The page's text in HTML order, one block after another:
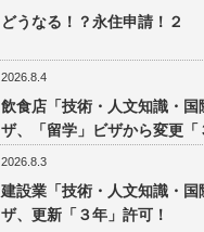
どうなる！？永住申請！２
2026.8.4
飲食店「技術・人文知識・国
ザ、「留学」ビザから変更「
2026.8.3
建設業「技術・人文知識・国
ザ、更新「３年」許可！